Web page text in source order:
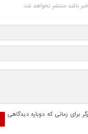
خبر باشد منتشر نخواهد شد.
برای زمانی که دوباره دیدگاهی